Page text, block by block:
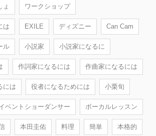
ょ ワークショップ
は EXILE ディズニー Can Cam
ル 小説家 小説家になるに
作詞家になるには 作曲家になるには
には 役者になるためには 小栗旬
ベントショーダンサー ボーカルレッスン
本田圭佑 料理 簡単 本格的